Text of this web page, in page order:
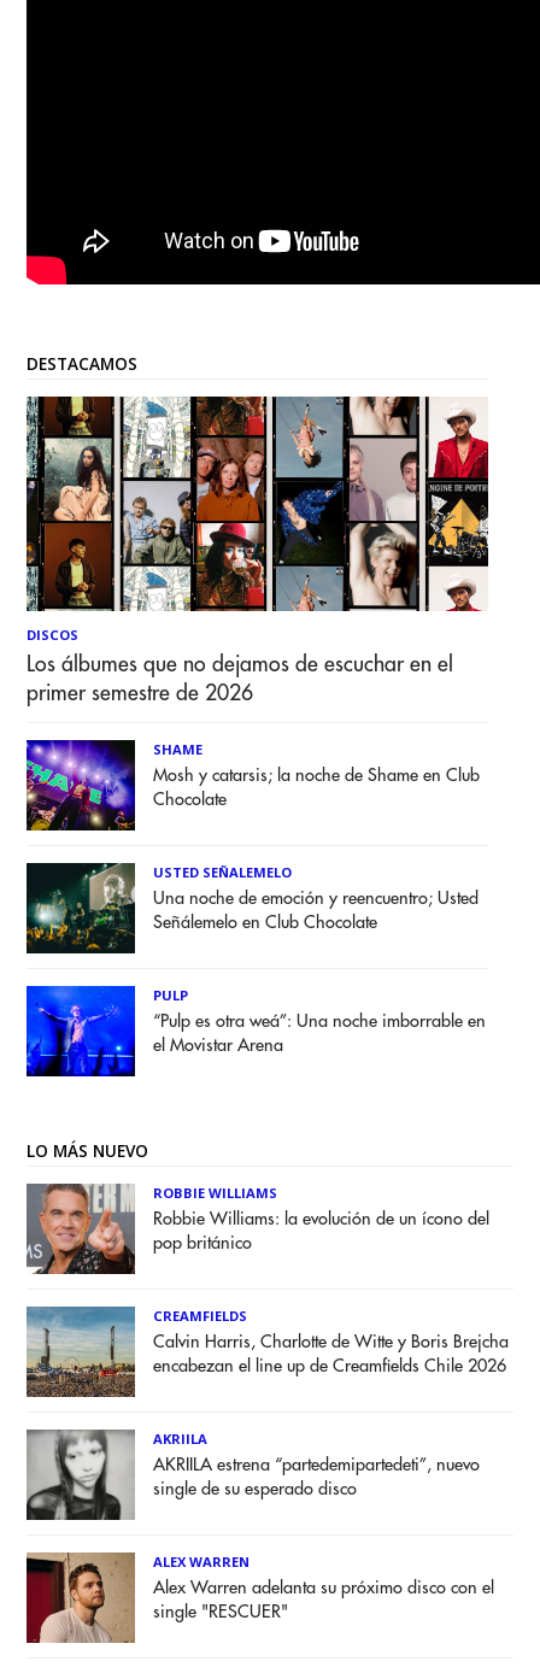
DESTACAMOS
DISCOS
Los álbumes que no dejamos de escuchar en el
primer semestre de 2026
SHAME
Mosh y catarsis; la noche de Shame en Club
Chocolate
USTED SEÑALEMELO
Una noche de emoción y reencuentro; Usted
Señálemelo en Club Chocolate
PULP
“Pulp es otra weá”: Una noche imborrable en
el Movistar Arena
LO MÁS NUEVO
ROBBIE WILLIAMS
Robbie Williams: la evolución de un ícono del
pop británico
CREAMFIELDS
Calvin Harris, Charlotte de Witte y Boris Brejcha
encabezan el line up de Creamfields Chile 2026
AKRIILA
AKRIILA estrena “partedemipartedeti”, nuevo
single de su esperado disco
ALEX WARREN
Alex Warren adelanta su próximo disco con el
single "RESCUER"